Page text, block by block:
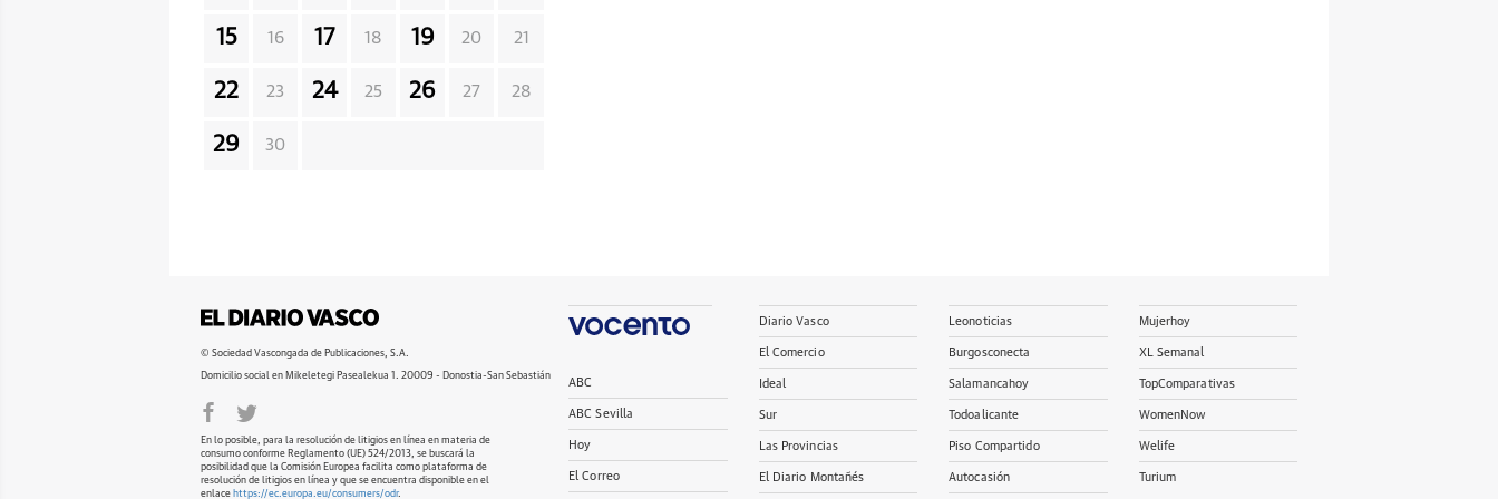
15 16 17 18 19 20 21
22 23 24 25 26 27 28
29 30
© Sociedad Vascongada de Publicaciones, S.A.
Domicilio social en Mikeletegi Pasealekua 1. 20009 - Donostia-San Sebastián
En lo posible, para la resolución de litigios en línea en materia de
consumo conforme Reglamento (UE) 524/2013, se buscará la
posibilidad que la Comisión Europea facilita como plataforma de
resolución de litigios en línea y que se encuentra disponible en el
enlace https://ec.europa.eu/consumers/odr.
ABC
ABC Sevilla
Hoy
El Correo
Diario Vasco
El Comercio
Ideal
Sur
Las Provincias
El Diario Montañés
Leonoticias
Burgosconecta
Salamancahoy
Todoalicante
Piso Compartido
Autocasión
Mujerhoy
XL Semanal
TopComparativas
WomenNow
Welife
Turium